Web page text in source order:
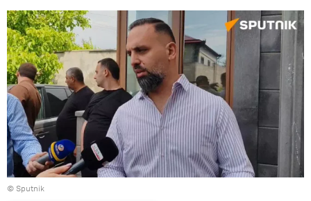
© Sputnik